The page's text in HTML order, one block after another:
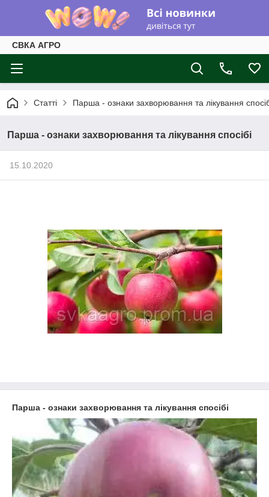
СВКА АГРО
Статті Парша - ознаки захворювання та лікування
Парша - ознаки захворювання та лікування спосібі
15.10.2020
Парша - ознаки захворювання та лікування спосібі